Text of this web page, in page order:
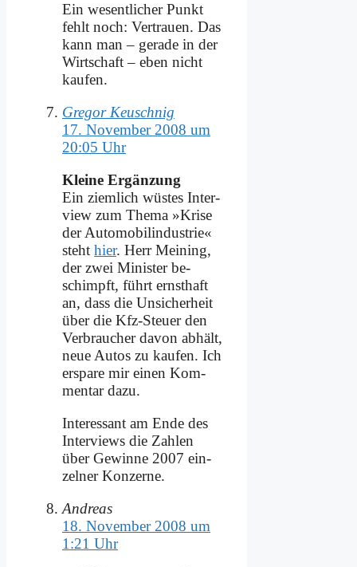
Ein we­sent­li­cher Punkt
fehlt noch: Ver­trau­en. Das
kann man – ge­ra­de in der
Wirt­schaft – eben nicht
kau­fen.
Gregor Keuschnig
17. November 2008 um
20:05 Uhr
Klei­ne Er­gän­zung
Ein ziem­lich wü­stes In­ter­
view zum The­ma »Kri­se
der Au­to­mo­bil­in­du­strie«
steht hier. Herr Mei­ning,
der zwei Mi­ni­ster be­
schimpft, führt ernst­haft
an, dass die Un­si­cher­heit
über die Kfz-Steu­er den
Ver­brau­cher da­von ab­hält,
neue Au­tos zu kau­fen. Ich
er­spa­re mir ei­nen Kom­
men­tar da­zu.
In­ter­es­sant am En­de des
In­ter­views die Zah­len
über Ge­win­ne 2007 ein­
zel­ner Kon­zer­ne.
Andreas
18. November 2008 um
1:21 Uhr